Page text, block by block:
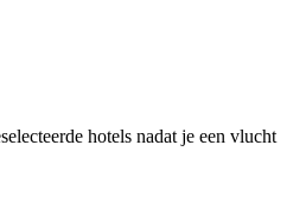
hotels nadat je een vlucht